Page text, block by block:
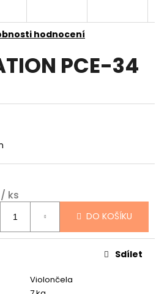
hodnocení
PCE-34
/ ks
DO KOŠÍKU
Violončela
Sdílet
HLEDAT